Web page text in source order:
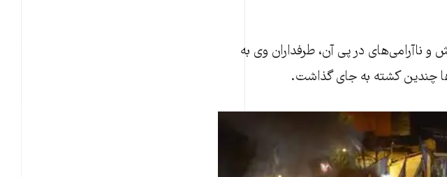
و ناآرامی‌های در پی آن، طرفداران وی به
چندين کشته به‌ جای گذاشت.